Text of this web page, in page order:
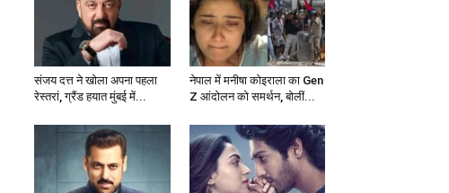
संजय दत्त ने खोला अपना पहला
रेस्तरां, ग्रैंड हयात मुंबई में...
नेपाल में मनीषा कोइराला का Gen
Z आंदोलन को समर्थन, बोलीं...